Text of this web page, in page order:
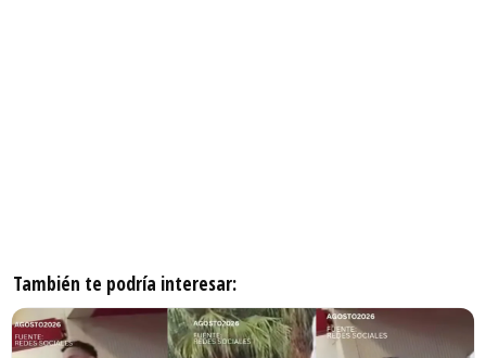
También te podría interesar: